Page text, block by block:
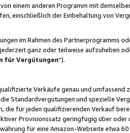
einem anderen Programm mit
einschließlich der Einbehaltung von
im Rahmen des Partnerprogramms
ganz oder teilweise aufzuheben
für Vergütungen“).
Verkäufe genau und umfassend
Standardvergütungen und spezielle
für jeden qualifizierenden Verkauf
Provisionssatz geringfügig über
für eine Amazon-Webseite etwa